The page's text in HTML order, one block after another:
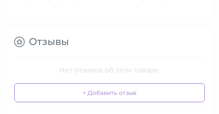
Отзывы
Нет отзывов об этом товаре.
+ Добавить отзыв